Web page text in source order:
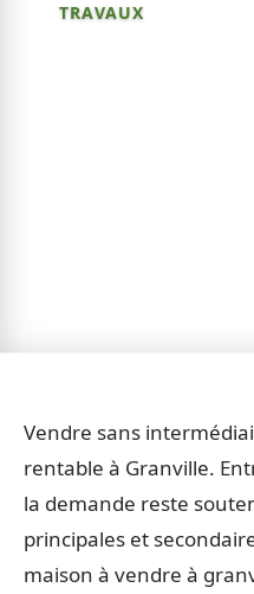
TRAVAUX
Vendre sans
rentable à Granville.
la demande reste
principales et
maison à vendre à